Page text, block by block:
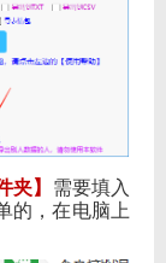
夹】 需要填入
的，在电脑上